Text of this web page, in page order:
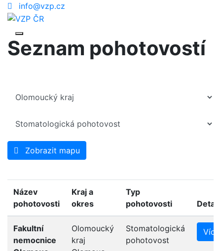
info@vzp.cz
Seznam pohotovostí
Zobrazit mapu
Název
pohotovosti
Kraj a
okres
Typ
pohotovosti
Fakultní
nemocnice
Olomoucký
kraj
Stomatologická
pohotovost